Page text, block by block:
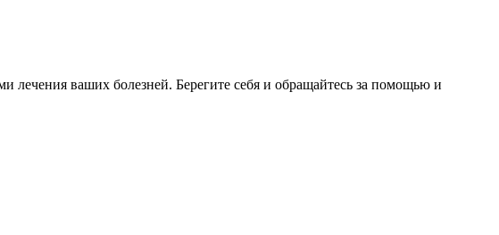
лечения ваших болезней. Берегите себя и обращайтесь за помощью и